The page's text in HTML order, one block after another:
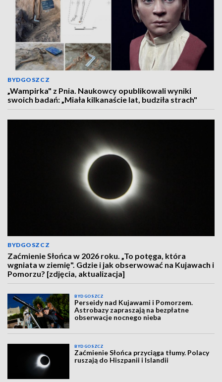
BYDGOSZCZ
„Wampirka" z Pnia. Naukowcy opublikowali wyniki
swoich badań: „Miała kilkanaście lat, budziła strach"
BYDGOSZCZ
Zaćmienie Słońca w 2026 roku. „To potęga, która
wgniata w ziemię". Gdzie i jak obserwować na Kujawach i
Pomorzu? [zdjęcia, aktualizacja]
BYDGOSZCZ
Perseidy nad Kujawami i Pomorzem.
Astrobazy zapraszają na bezpłatne
obserwacje nocnego nieba
BYDGOSZCZ
Zaćmienie Słońca przyciąga tłumy. Polacy
ruszają do Hiszpanii i Islandii